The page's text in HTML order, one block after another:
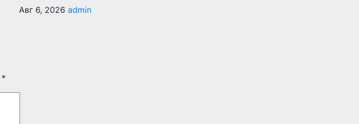
Авг 6, 2026 admin
*